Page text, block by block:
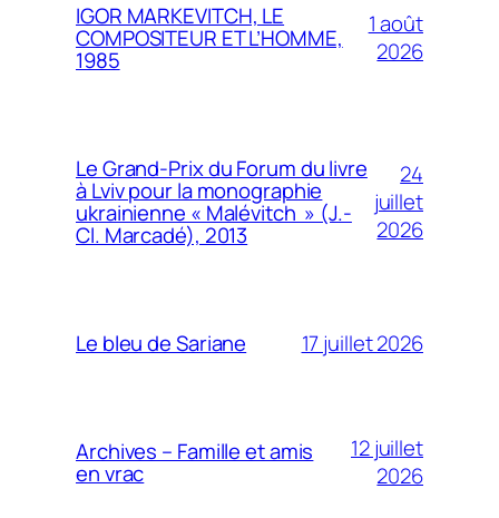
IGOR MARKEVITCH, LE
COMPOSITEUR ET L’HOMME,
1985
1 août
2026
Le Grand-Prix du Forum du livre
à Lviv pour la monographie
ukrainienne « Malévitch » (J.-
Cl. Marcadé), 2013
24
juillet
2026
Le bleu de Sariane 17 juillet 2026
Archives – Famille et amis
en vrac
12 juillet
2026